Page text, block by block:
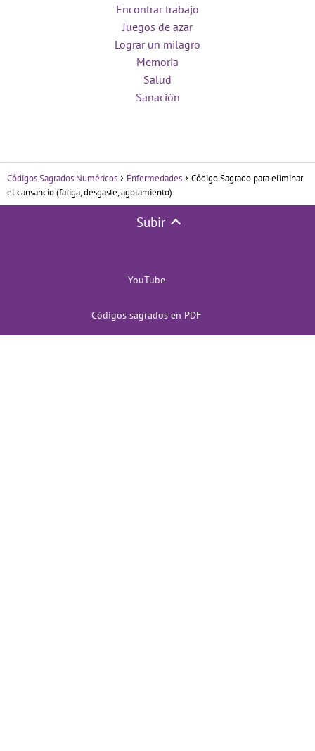
Encontrar trabajo
Juegos de azar
Lograr un milagro
Memoria
Salud
Sanación
Códigos Sagrados Numéricos Enfermedades
Código Sagrado para eliminar
el cansancio (fatiga, desgaste, agotamiento)
Subir
YouTube
Códigos sagrados en PDF